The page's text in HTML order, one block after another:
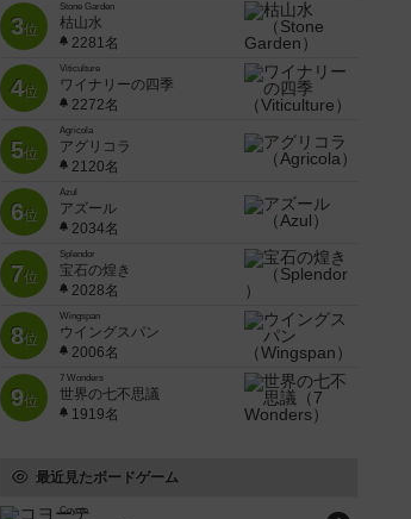
3位
Stone Garden
枯山水
2281名
4位
Viticulture
ワイナリーの四季
2272名
5位
Agricola
アグリコラ
2120名
6位
Azul
アズール
2034名
7位
Splendor
宝石の煌き
2028名
8位
Wingspan
ウイングスパン
2006名
9位
7 Wonders
世界の七不思議
1919名
最近見たボードゲーム
Coyote